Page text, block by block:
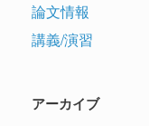
論文情報
講義/演習
アーカイブ